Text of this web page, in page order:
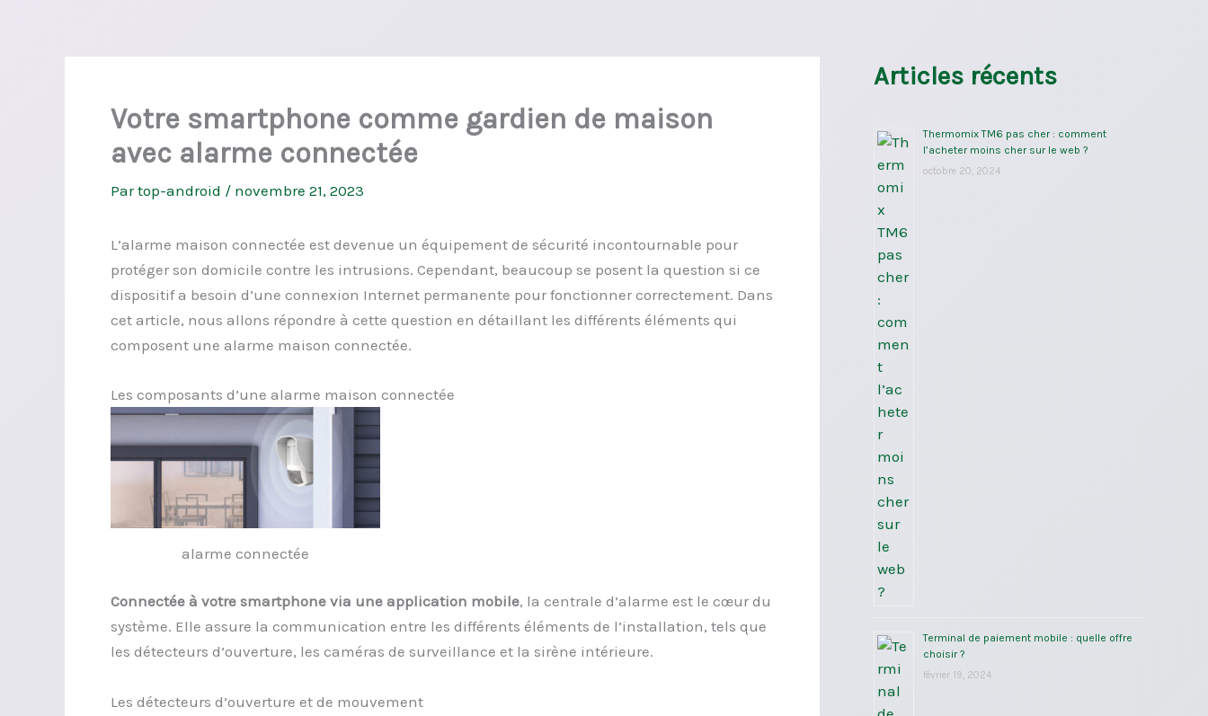
Votre smartphone comme gardien de maison
avec alarme connectée
Partop-android / novembre 21, 2023
L’alarme maison connectée est devenue un équipement de sécurité incontournable pour
protéger son domicile contre les intrusions. Cependant, beaucoup se posent la question si ce
dispositif a besoin d’une connexion Internet permanente pour fonctionner correctement. Dans
cet article, nous allons répondre à cette question en détaillant les différents éléments qui
composent une alarme maison connectée.
Les composants d’une alarme maison connectée
alarme connectée
Connectée à votre smartphone via une application mobile, la centrale d’alarme est le cœur du
système. Elle assure la communication entre les différents éléments de l’installation, tels que
les détecteurs d’ouverture, les caméras de surveillance et la sirène intérieure.
Les détecteurs d’ouverture et de mouvement
Articles récents
Thermomix TM6 pas cher : comment
l’acheter moins cher sur le web ?
octobre 20, 2024
Terminal de paiement mobile : quelle offre
choisir ?
février 19, 2024